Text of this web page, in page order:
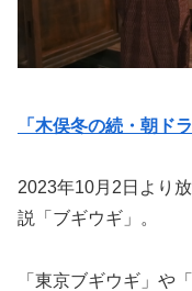
「木俣冬の続・朝ド
2023年10月2日より
説「ブギウギ」。
「東京ブギウギ」や